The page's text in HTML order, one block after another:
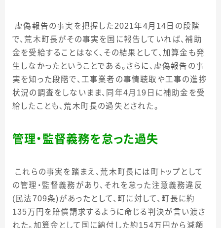
虚偽報告の事実を把握した 2021年4月 14 日の段階
で、荒木町長がその事実を国に報告していれば、補助
金を受給することはなく、その結果として、加算金も発
生しなかったということである。さらに、虚偽報告の事
実を知った段階で、工事業者の事情聴取や工事の進捗
状況の調査をしないまま、同年4月 19 日に補助金を受
給したことも、荒木町長の過失とされた。
管理・監督義務を怠った過失
これらの事実を踏まえ、荒木町長には町トップとして
の管理・監督義務があり、それを怠った注意義務違反
( 民法709条)があったとして、町に対して、町長に約
135万円を賠償請求するように命じる判決が言い渡さ
れた。加算金として国に納付した約154万円から減額